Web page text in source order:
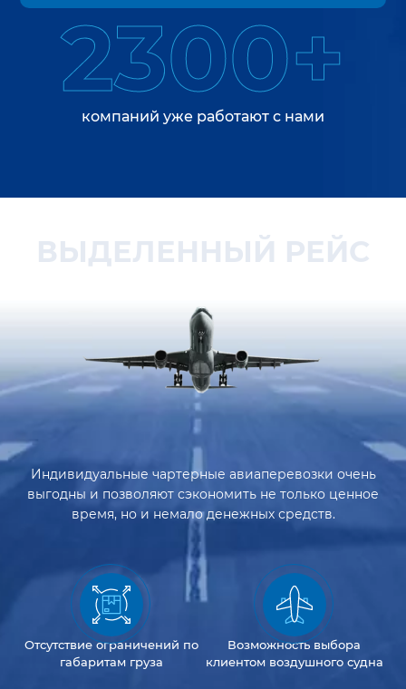
2300+
компаний уже работают с нами
ВЫДЕЛЕННЫЙ РЕЙС
Индивидуальные чартерные авиаперевозки очень
выгодны и позволяют сэкономить не только ценное
время, но и немало денежных средств.
Отсутствиеограничений по
габаритам груза
Возможность выбора
клиентом воздушного судна